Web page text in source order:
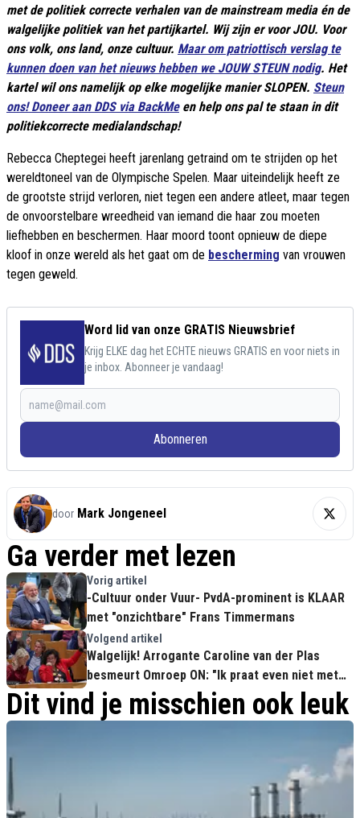
met de politiek correcte verhalen van de mainstream media én de
walgelijke politiek van het partijkartel. Wij zijn er voor JOU. Voor
ons volk, ons land, onze cultuur. Maar om patriottisch verslag te
kunnen doen van het nieuws hebben we JOUW STEUN nodig. Het
kartel wil ons namelijk op elke mogelijke manier SLOPEN. Steun
ons! Doneer aan DDS via BackMeen help ons pal te staan in dit
politiekcorrecte medialandschap!
Rebecca Cheptegei heeft jarenlang getraind om te strijden op het
wereldtoneel van de Olympische Spelen. Maar uiteindelijk heeft ze
de grootste strijd verloren, niet tegen een andere atleet, maar tegen
de onvoorstelbare wreedheid van iemand die haar zou moeten
liefhebben en beschermen. Haar moord toont opnieuw de diepe
kloof in onze wereld als het gaat om de bescherming van vrouwen
tegen geweld.
Word lid van onze GRATIS Nieuwsbrief
Krijg ELKE dag het ECHTE nieuws GRATIS en voor niets in
je inbox. Abonneer je vandaag!
Abonneren
door Mark Jongeneel
Ga verder met lezen
Vorig artikel
-Cultuur onder Vuur- PvdA-prominent is KLAAR
met "onzichtbare" Frans Timmermans
Volgend artikel
Walgelijk! Arrogante Caroline van der Plas
besmeurt Omroep ON: "Ik praat even niet met
jullie"
Dit vind je misschien ook leuk